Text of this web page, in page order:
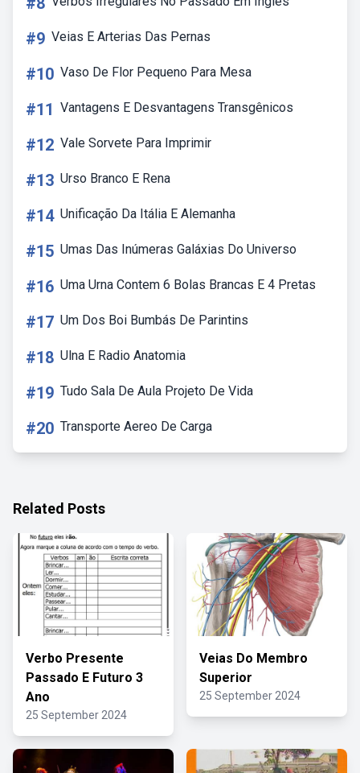
#9 Veias E Arterias Das Pernas
#10 Vaso De Flor Pequeno Para Mesa
#11 Vantagens E Desvantagens Transgênicos
#12 Vale Sorvete Para Imprimir
#13 Urso Branco E Rena
#14 Unificação Da Itália E Alemanha
#15 Umas Das Inúmeras Galáxias Do Universo
#16 Uma Urna Contem 6 Bolas Brancas E 4 Pretas
#17 Um Dos Boi Bumbás De Parintins
#18 Ulna E Radio Anatomia
#19 Tudo Sala De Aula Projeto De Vida
#20 Transporte Aereo De Carga
Related Posts
Verbo Presente
Passado E Futuro 3
Ano
25 September 2024
Veias Do Membro
Superior
25 September 2024